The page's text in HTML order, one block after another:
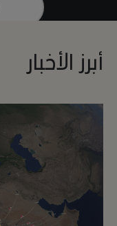
أبرز الأخبار